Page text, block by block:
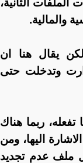
الثانية،
والمالية.
يقال هنا ان
وتدخلت حتى
ربما هناك
اليها، ومن
ملف عدم تجديد